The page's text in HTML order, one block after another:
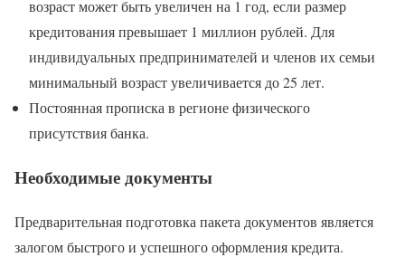
возраст может быть увеличен на 1 год, если размер
кредитования превышает 1 миллион рублей. Для
индивидуальных предпринимателей и членов их семьи
минимальный возраст увеличивается до 25 лет.
Постоянная прописка в регионе физического
присутствия банка.
Необходимые документы
Предварительная подготовка пакета документов является
залогом быстрого и успешного оформления кредита.